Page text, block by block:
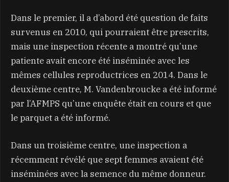
Dans le premier, il a d’abord été question de faits
survenus en 2010, qui pourraient être prescrits,
mais une inspection récente a montré qu’une
patiente avait encore été inséminée avec les
mêmes cellules reproductrices en 2014. Dans le
deuxième centre, M. Vandenbroucke a été informé
par l’AFMPS qu’une enquête était en cours et que
le parquet a été informé.
Dans un troisième centre, une inspection a
récemment révélé que sept femmes avaient été
inséminées avec la semence du même donneur.